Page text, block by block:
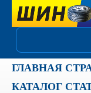
ГЛАВНАЯ
КАТАЛОГ